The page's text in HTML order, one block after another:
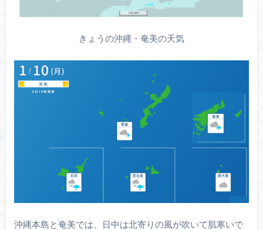
きょうの沖縄・奄美の天気
沖縄本島と奄美では、日中は北寄りの風が吹いて肌寒いで